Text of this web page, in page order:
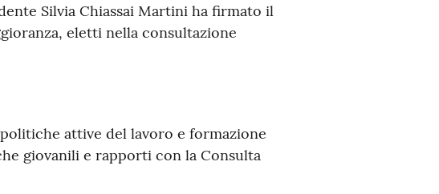
Silvia Chiassai Martini ha firmato il
eletti nella consultazione
attive del lavoro e formazione
giovanili e rapporti con la Consulta